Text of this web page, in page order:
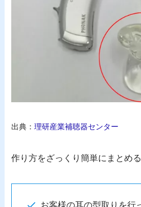
出典：理研産業補聴器センター
作り方をざっくり簡単にまとめる